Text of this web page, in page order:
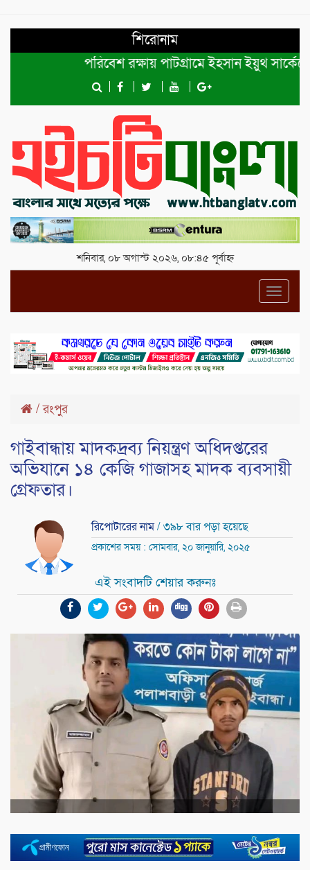
শিরোনাম
পরিবেশ রক্ষায় পাটগ্রামে ইহসান ইয়ুথ সার্কেলের
শনিবার, ০৮ অগাস্ট ২০২৬, ০৮:৪৫ পূর্বাহ্ন
/রংপুর
গাইবান্ধায় মাদকদ্রব্য নিয়ন্ত্রণ অধিদপ্তরের
অভিযানে ১৪ কেজি গাজাসহ মাদক ব্যবসায়ী
গ্রেফতার।
রিপোটারের নাম/ ৩৯৮ বার পড়া হয়েছে
প্রকাশের সময় : সোমবার, ২০ জানুয়ারি, ২০২৫
এই সংবাদটি শেয়ার করুনঃ